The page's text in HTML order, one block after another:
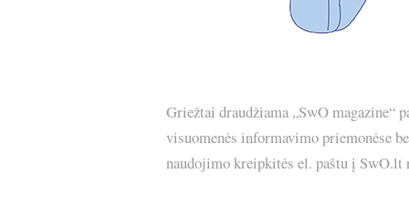
Griežtai draudžiama „SwO magazine“
visuomenės informavimo priemonėse
naudojimo kreipkitės el. paštu į